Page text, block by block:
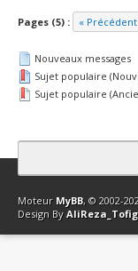
Pages (5) : « Précédent
Nouveaux messages
Sujet populaire
Sujet populaire
Contact Club
Moteur MyBB, © 2002-
Design By